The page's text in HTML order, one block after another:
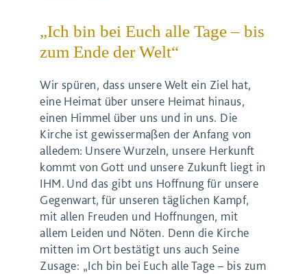
„Ich bin bei Euch alle Tage – bis
zum Ende der Welt“
Wir spüren, dass unsere Welt ein Ziel hat,
eine Heimat über unsere Heimat hinaus,
einen Himmel über uns und in uns. Die
Kirche ist gewissermaßen der Anfang von
alledem: Unsere Wurzeln, unsere Herkunft
kommt von Gott und unsere Zukunft liegt in
IHM. Und das gibt uns Hoffnung für unsere
Gegenwart, für unseren täglichen Kampf,
mit allen Freuden und Hoffnungen, mit
allem Leiden und Nöten. Denn die Kirche
mitten im Ort bestätigt uns auch Seine
Zusage: „Ich bin bei Euch alle Tage – bis zum